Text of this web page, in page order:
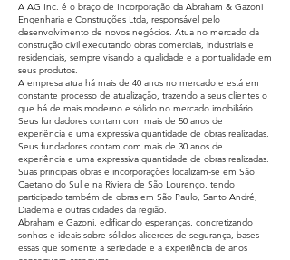
A AG Inc. é o braço de Incorporação da Abraham & Gazoni
Engenharia e Construções Ltda, responsável pelo
desenvolvimento de novos negócios. Atua no mercado da
construção civil executando obras comerciais, industriais e
residenciais, sempre visando a qualidade e a pontualidade em
seus produtos.
A empresa atua há mais de 40 anos no mercado e está em
constante processo de atualização, trazendo a seus clientes o
que há de mais moderno e sólido no mercado imobiliário.
Seus fundadores contam com mais de 50 anos de
experiência e uma expressiva quantidade de obras realizadas.
Seus fundadores contam com mais de 30 anos de
experiência e uma expressiva quantidade de obras realizadas.
Suas principais obras e incorporações localizam-se em São
Caetano do Sul e na Riviera de São Lourenço, tendo
participado também de obras em São Paulo, Santo André,
Diadema e outras cidades da região.
Abraham e Gazoni, edificando esperanças, concretizando
sonhos e ideais sobre sólidos alicerces de segurança, bases
essas que somente a seriedade e a experiência de anos